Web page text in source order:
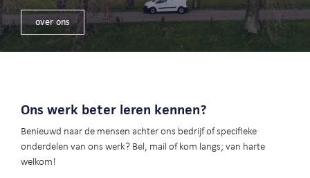
over ons
Ons werk beter leren kennen?
Benieuwd naar de mensen achter ons bedrijf of specifieke
onderdelen van ons werk? Bel, mail of kom langs; van harte
welkom!